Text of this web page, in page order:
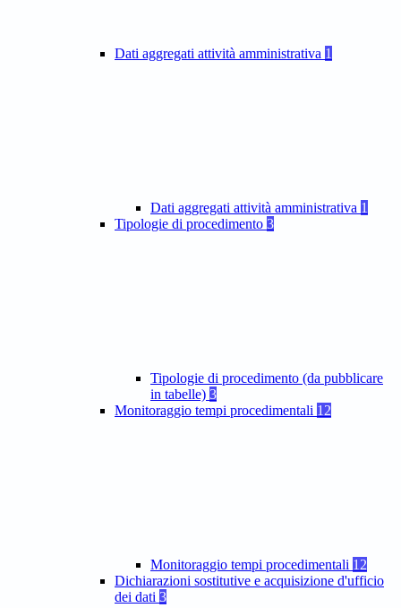
Dati aggregati attività amministrativa 1
Dati aggregati attività amministrativa 1
Tipologie di procedimento 3
Tipologie di procedimento (da pubblicare
in tabelle) 3
Monitoraggio tempi procedimentali 12
Monitoraggio tempi procedimentali 12
Dichiarazioni sostitutive e acquisizione d'ufficio
dei dati 3